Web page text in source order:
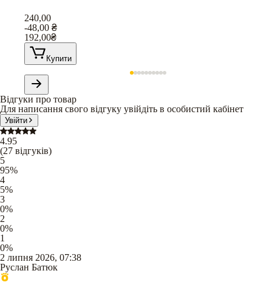
240,00
-48,00 ₴
192,00₴
Купити
Відгуки про товар
Для написання свого відгуку увійдіть в особистий кабінет
Увійти
4.95
(27 відгуків)
5
95%
4
5%
3
0%
2
0%
1
0%
2 липня 2026, 07:38
Руслан Батюк